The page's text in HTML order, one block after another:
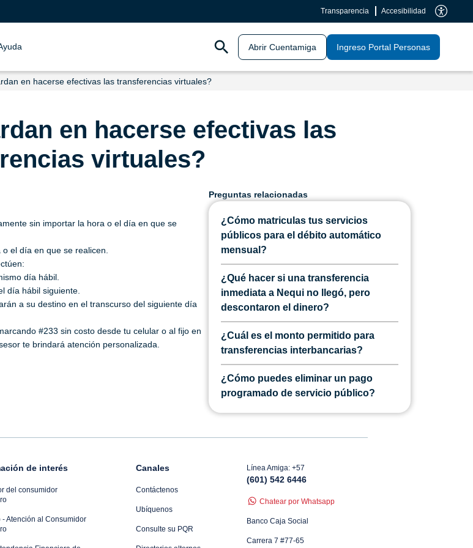
Transparencia Accesibilidad
Abrir Cuentamiga Ingreso Portal Personas
en hacerse efectivas las transferencias virtuales?
en hacerse efectivas las
virtuales?
sin importar la hora o el día en que se
el día en que se realicen.
día hábil.
día hábil siguiente.
a su destino en el transcurso del siguiente día
#233 sin costo desde tu celular o al fijo en
te brindará atención personalizada.
Preguntas relacionadas
¿Cómo matriculas tus servicios
públicos para el débito automático
mensual?
¿Qué hacer si una transferencia
inmediata a Nequi no llegó, pero
descontaron el dinero?
¿Cuál es el monto permitido para
transferencias interbancarias?
¿Cómo puedes eliminar un pago
programado de servicio público?
de interés
del consumidor
- Atención al Consumidor
Canales
Contáctenos
Ubíquenos
Consulte su PQR
Línea Amiga: +57
(601) 542 6446
Chatear por Whatsapp
Banco Caja Social
Carrera 7 #77-65